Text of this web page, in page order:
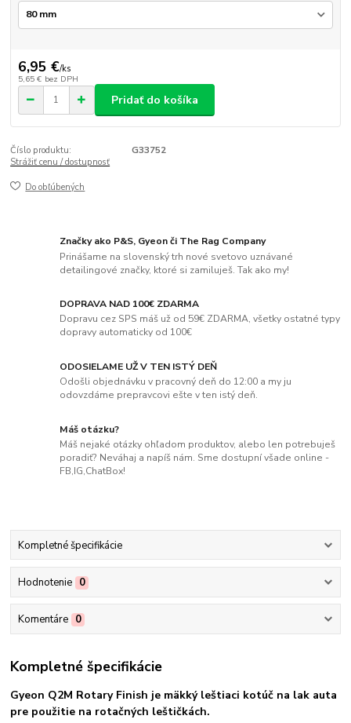
6,95 €/ks
5,65 € bez DPH
Pridať do košíka
Číslo produktu:
G33752
Strážiť cenu / dostupnosť
Do obľúbených
Značky ako P&S, Gyeon či The Rag Company
Prinášame na slovenský trh nové svetovo uznávané
detailingové značky, ktoré si zamiluješ. Tak ako my!
DOPRAVA NAD 100€ ZDARMA
Dopravu cez SPS máš už od 59€ ZDARMA, všetky ostatné typy
dopravy automaticky od 100€
ODOSIELAME UŽ V TEN ISTÝ DEŇ
Odošli objednávku v pracovný deň do 12:00 a my ju
odovzdáme prepravcovi ešte v ten istý deň.
Máš otázku?
Máš nejaké otázky ohľadom produktov, alebo len potrebuješ
poradiť? Neváhaj a napíš nám. Sme dostupní všade online -
FB,IG,ChatBox!
Kompletné špecifikácie
Hodnotenie 0
Komentáre 0
Kompletné špecifikácie
Gyeon Q2M Rotary Finish je mäkký leštiaci kotúč na lak auta
pre použitie na rotačných leštičkách.